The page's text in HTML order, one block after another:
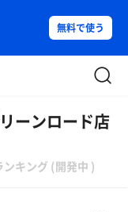
無料で使う
ーンロード店
ンキング(開発中 )